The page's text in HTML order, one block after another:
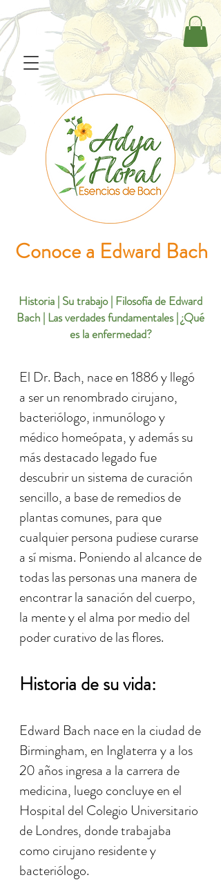
Conoce a Edward Bach
Historia | Su trabajo| Filosofía de Edward
Bach | Las verdades fundamentales|¿Qué
es la enfermedad?
El Dr. Bach, nace en 1886 y llegó
a ser un renombrado cirujano,
bacteriólogo, inmunólogo y
médico homeópata, y además su
más destacado legado fue
descubrir un sistema de curación
sencillo, a base de remedios de
plantas comunes, para que
cualquier persona pudiese curarse
a sí misma. Poniendo al alcance de
todas las personas una manera de
encontrar la sanación del cuerpo,
la mente y el alma por medio del
poder curativo de las flores.
Historia de su vida:
Edward Bach nace en la ciudad de
Birmingham, en Inglaterra y a los
20 años ingresa a la carrera de
medicina, luego concluye en el
Hospital del Colegio Universitario
de Londres, donde trabajaba
como cirujano residente y
bacteriólogo.